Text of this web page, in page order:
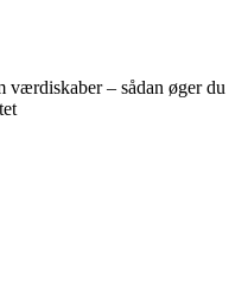
værdiskaber – sådan øger du